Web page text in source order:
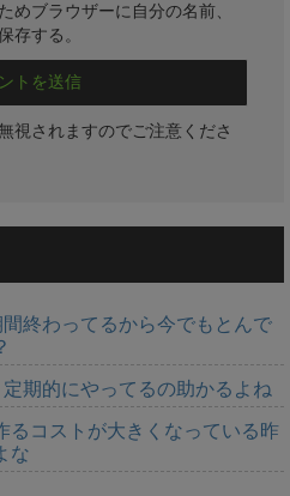
めブラウザーに自分の名前、
存する。
視されますのでご注意くださ
終わってるから今でもとんで
期的にやってるの助かるよね
るコストが大きくなっている昨
な